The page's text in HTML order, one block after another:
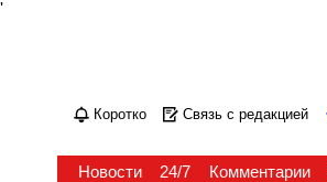
'
Коротко Связь с редакцией
Новости 24/7 Комментарии